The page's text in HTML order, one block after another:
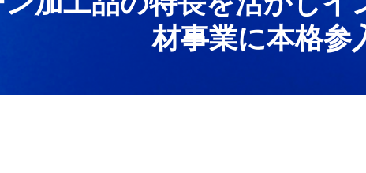
材事業に本格参
事業別 素材別 製品一覧
公的研究費の運営・管理責任体制 開放特許情報
会社概要 事業所一覧 コー
サステナビリティマネジメント 環境 社会 ガバナ
コーポレートガバナンス 財務・業績